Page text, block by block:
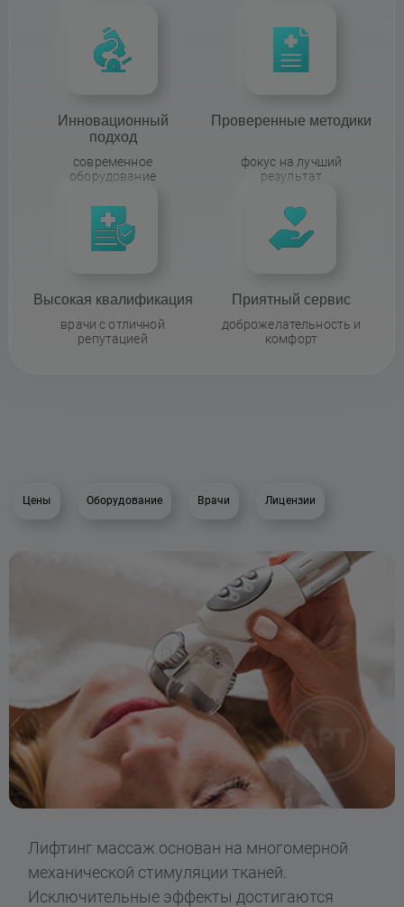
Инновационный
подход
современное
оборудование
Проверенные методики
фокус на лучший
результат
Высокая квалификация
врачи с отличной
репутацией
Приятный сервис
доброжелательность и
комфорт
Цены Оборудование Врачи Лицензии
Лифтинг массаж основан на многомерной
механической стимуляции тканей.
Исключительные эффекты достигаются